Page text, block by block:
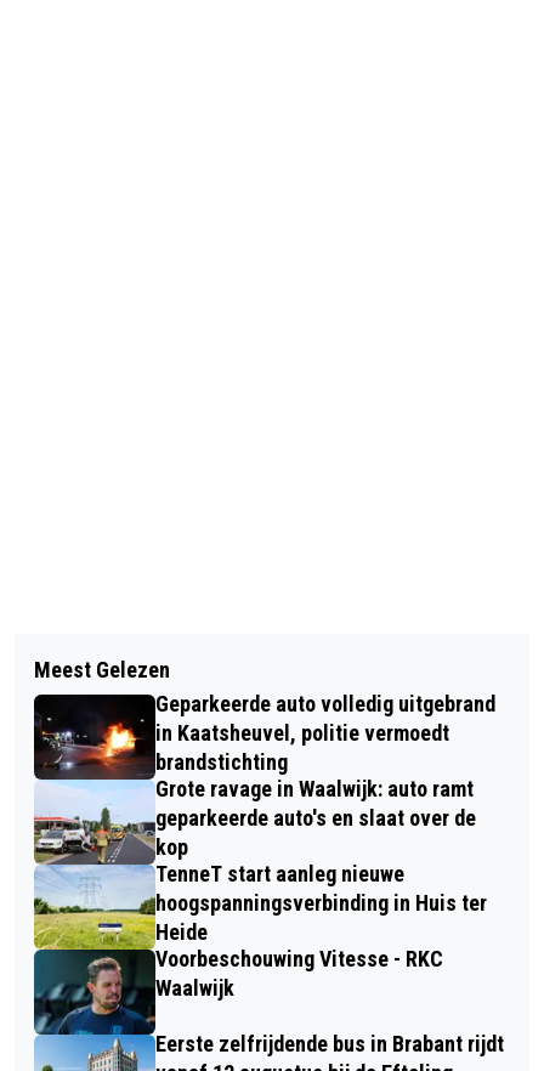
NIEUWE COALITIE IN LOON OP ZAND
ZET KOERS RICHTING 2030 MET
AKKOORD ‘VERANTWOORD VOORUIT’
FOTOGRAFEN GEZOCHT VOOR
LOONOPZAND.NIEUWS.NL EN
WAALWIJK.NIEUWS.NL
Meest Gelezen
Geparkeerde auto volledig uitgebrand
in Kaatsheuvel, politie vermoedt
brandstichting
Grote ravage in Waalwijk: auto ramt
geparkeerde auto's en slaat over de
kop
TenneT start aanleg nieuwe
hoogspanningsverbinding in Huis ter
Heide
Voorbeschouwing Vitesse - RKC
Waalwijk
Eerste zelfrijdende bus in Brabant rijdt